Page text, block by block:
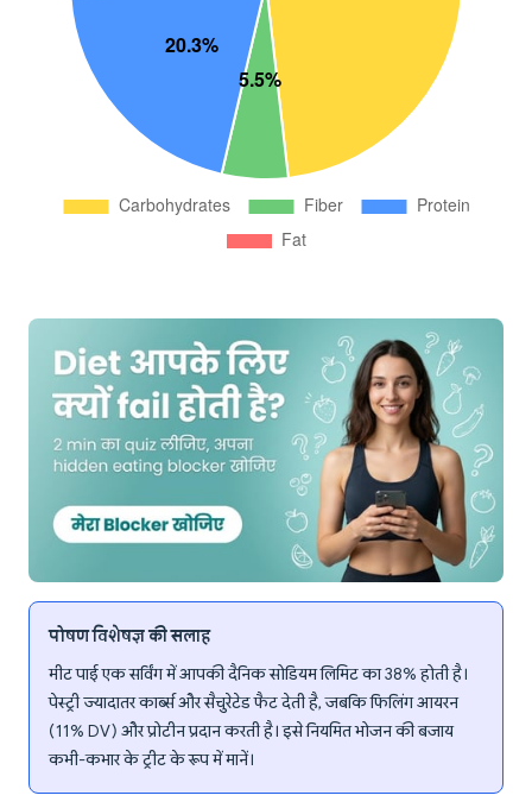
पोषण विशेषज्ञ की सलाह
मीट पाई एक सर्विंग में आपकी दैनिक सोडियम लिमिट का 38% होती है।
पेस्ट्री ज्यादातर कार्ब्स और सैचुरेटेड फैट देती है, जबकि फिलिंग आयरन
(11% DV) और प्रोटीन प्रदान करती है। इसे नियमित भोजन की बजाय
कभी-कभार के ट्रीट के रूप में मानें।